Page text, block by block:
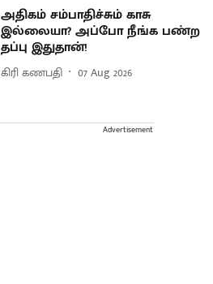
அதிகம் சம்பாதிச்சும் காசு
இல்லையா? அப்போ நீங்க பண்ற
தப்பு இதுதான்!
கிரி கணபதி 07 Aug 2026
Advertisement